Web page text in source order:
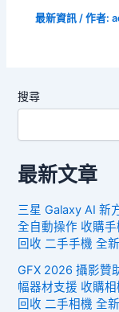
最新資訊 / 作者:
搜尋
最新文章
三星 Galaxy AI 新
全自動操作 收購
回收 二手手機 全
GFX 2026 攝影贊
幅器材支援 收購
回收 二手相機 全